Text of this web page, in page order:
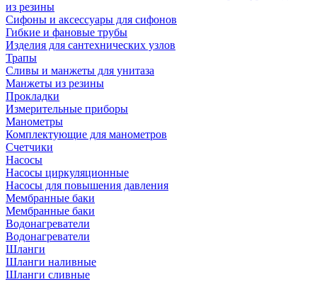
из резины
Сифоны и аксессуары для сифонов
Гибкие и фановые трубы
Изделия для сантехнических узлов
Трапы
Сливы и манжеты для унитаза
Манжеты из резины
Прокладки
Измерительные приборы
Манометры
Комплектующие для манометров
Счетчики
Насосы
Насосы циркуляционные
Насосы для повышения давления
Мембранные баки
Мембранные баки
Водонагреватели
Водонагреватели
Шланги
Шланги наливные
Шланги сливные